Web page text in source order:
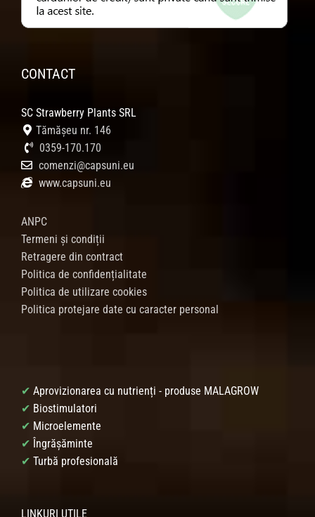
CONTACT
SC Strawberry Plants SRL
Tămășeu nr. 146
0359-170.170
comenzi@capsuni.eu
www.capsuni.eu
ANPC
Termeni și condiții
Retragere din contract
Politica de confidențialitate
Politica de utilizare cookies
Politica protejare date cu caracter personal
✔ Aprovizionarea cu nutrienți - produse MALAGROW
✔ Biostimulatori
✔ Microelemente
✔ Îngrășăminte
✔ Turbă profesională
LINKURI UTILE